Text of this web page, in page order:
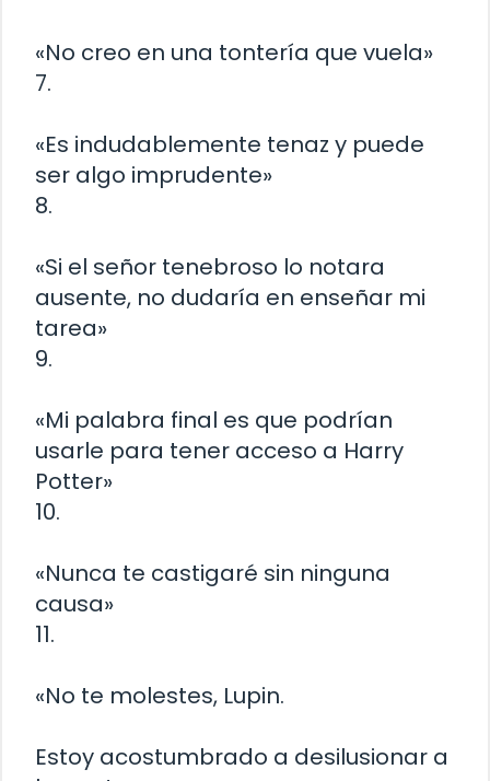
«No creo en una tontería que vuela»
7.
«Es indudablemente tenaz y puede
ser algo imprudente»
8.
«Si el señor tenebroso lo notara
ausente, no dudaría en enseñar mi
tarea»
9.
«Mi palabra final es que podrían
usarle para tener acceso a Harry
Potter»
10.
«Nunca te castigaré sin ninguna
causa»
11.
«No te molestes, Lupin.
Estoy acostumbrado a desilusionar a